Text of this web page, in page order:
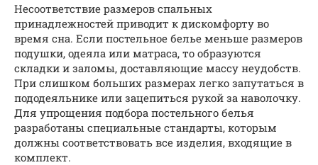
Несоответствие размеров спальных
принадлежностей приводит к дискомфорту во
время сна. Если постельное белье меньше размеров
подушки, одеяла или матраса, то образуются
складки и заломы, доставляющие массу неудобств.
При слишком больших размерах легко запутаться в
пододеяльнике или зацепиться рукой за наволочку.
Для упрощения подбора постельного белья
разработаны специальные стандарты, которым
должны соответствовать все изделия, входящие в
комплект.